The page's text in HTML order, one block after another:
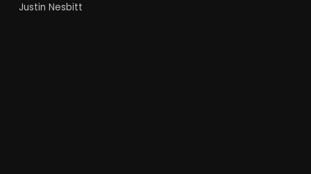
Justin Nesbitt